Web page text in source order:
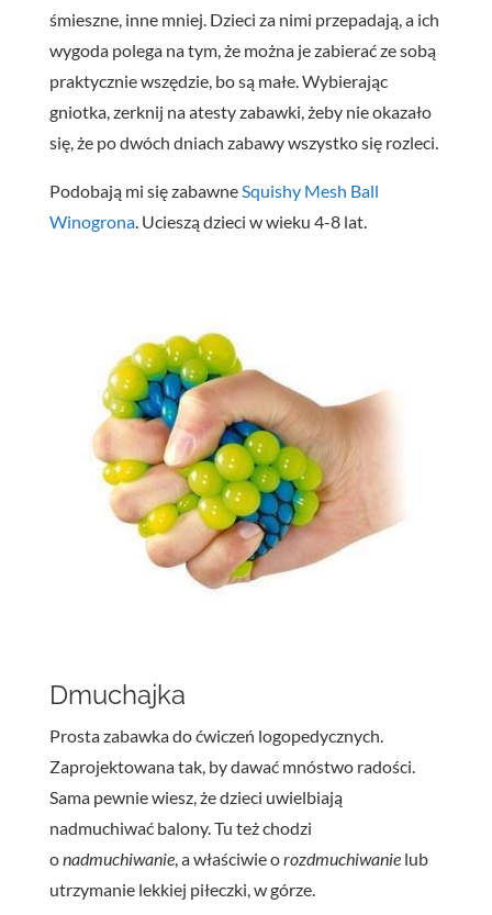
śmieszne, inne mniej. Dzieci za nimi przepadają, a ich
wygoda polega na tym, że można je zabierać ze sobą
praktycznie wszędzie, bo są małe. Wybierając
gniotka, zerknij na atesty zabawki, żeby nie okazało
się, że po dwóch dniach zabawy wszystko się rozleci.
Podobają mi się zabawne Squishy Mesh Ball
Winogrona. Ucieszą dzieci w wieku 4-8 lat.
Dmuchajka
Prosta zabawka do ćwiczeń logopedycznych.
Zaprojektowana tak, by dawać mnóstwo radości.
Sama pewnie wiesz, że dzieci uwielbiają
nadmuchiwać balony. Tu też chodzi
onadmuchiwanie, a właściwie orozdmuchiwanielub
utrzymanie lekkiej piłeczki, w górze.